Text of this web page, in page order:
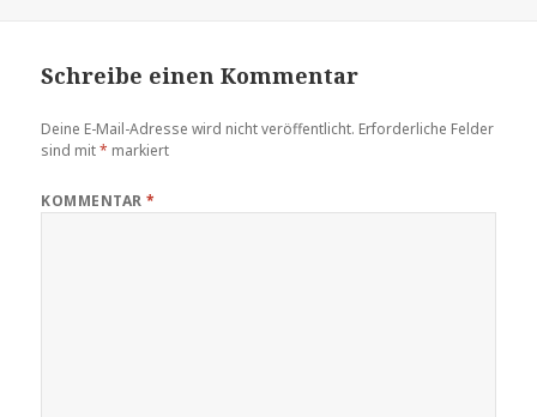
Schreibe einen Kommentar
Deine E-Mail-Adresse wird nicht veröffentlicht. Erforderliche Felder
sind mit* markiert
KOMMENTAR*